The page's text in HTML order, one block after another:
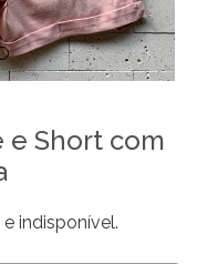
e Short com
indisponível.